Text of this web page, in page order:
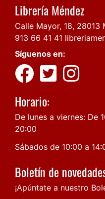
Librería Méndez
Calle Mayor, 18, 28013
913 66 41 41
Síguenos en:
Horario:
De lunes a viernes: De
20:00
Sábados de 10:00 a
Boletín de
¡Apúntate a nuestro